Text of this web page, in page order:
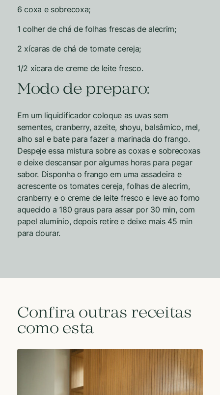
6 coxa e sobrecoxa;
1 colher de chá de folhas frescas de alecrim;
2 xícaras de chá de tomate cereja;
1/2 xícara de creme de leite fresco.
Modo de preparo:
Em um liquidificador coloque as uvas sem
sementes, cranberry, azeite, shoyu, balsâmico, mel,
alho sal e bate para fazer a marinada do frango.
Despeje essa mistura sobre as coxas e sobrecoxas
e deixe descansar por algumas horas para pegar
sabor. Disponha o frango em uma assadeira e
acrescente os tomates cereja, folhas de alecrim,
cranberry e o creme de leite fresco e leve ao forno
aquecido a 180 graus para assar por 30 min, com
papel alumínio, depois retire e deixe mais 45 min
para dourar.
Confira outras receitas
como esta